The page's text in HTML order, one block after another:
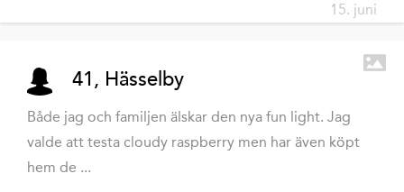
15. juni
41, Hässelby
Både jag och familjen älskar den nya fun light. Jag
valde att testa cloudy raspberry men har även köpt
hem de ...